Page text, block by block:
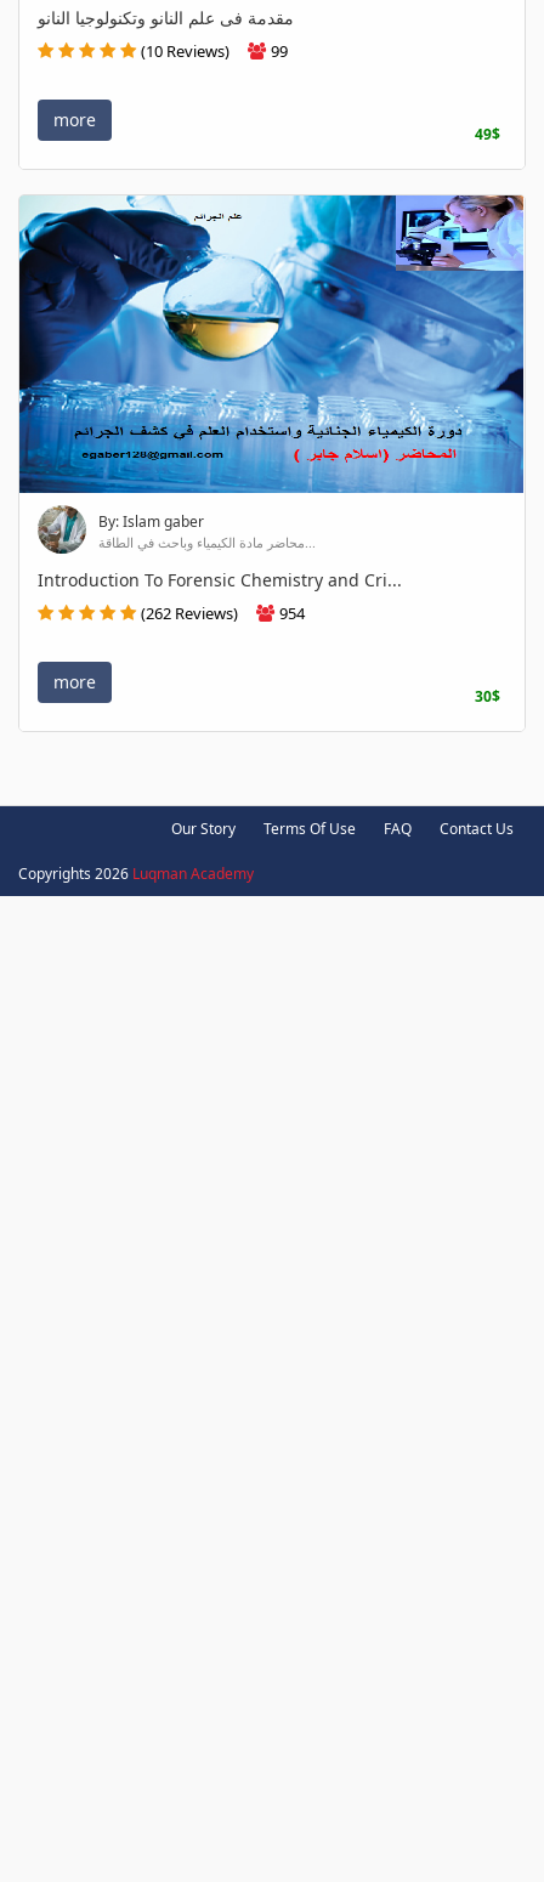
مقدمة فى علم النانو وتكنولوجيا النانو
(10 Reviews) 99
more
49$
By: Islam gaber
محاضر مادة الكيمياء وباحث في الطاقة...
Introduction To Forensic Chemistry and Cri...
(262 Reviews) 954
more
30$
Our Story Terms Of Use FAQ Contact Us
Copyrights 2026 Luqman Academy